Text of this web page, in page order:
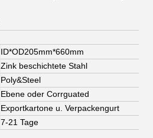
ID*OD205mm*660mm
Zink beschichtete Stahl
Poly&Steel
Ebene oder Corrguated
Exportkartone u. Verpackengurt
7-21 Tage